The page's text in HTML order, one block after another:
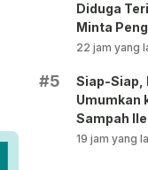
Diduga
Minta
Reaktif!
22 jam yang
#5
Siap-Siap,
Umumkan
Sampah
19 jam yang